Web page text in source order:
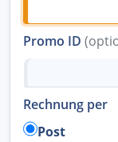
Promo ID
Rechnung per
Post